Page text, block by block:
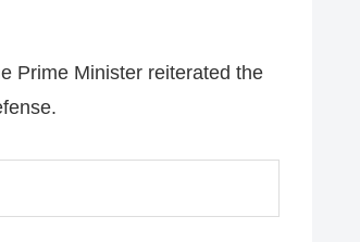
Prime Minister reiterated the